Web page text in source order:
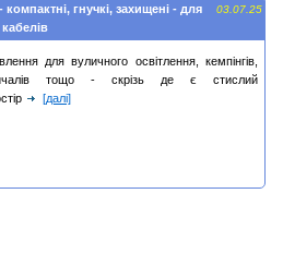
03.07.25
гнучкі, захищені - для
для вуличного освітлення, кемпінгів,
тощо - скрізь де є стислий
[далі]